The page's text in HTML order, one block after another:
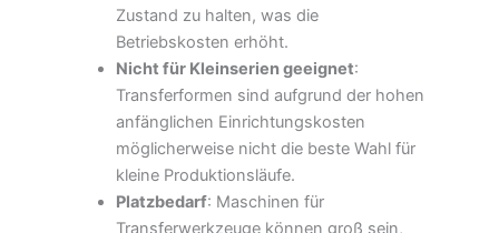
Zustand zu halten, was die
Betriebskosten erhöht.
Nicht für Kleinserien geeignet:
Transferformen sind aufgrund der hohen
anfänglichen Einrichtungskosten
möglicherweise nicht die beste Wahl für
kleine Produktionsläufe.
Platzbedarf: Maschinen für
Transferwerkzeuge können groß sein,